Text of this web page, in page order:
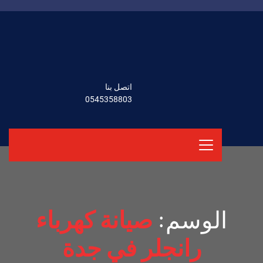
اتصل بنا
0545358803
الوسم: صيانة كهرباء
رانجلر في جدة